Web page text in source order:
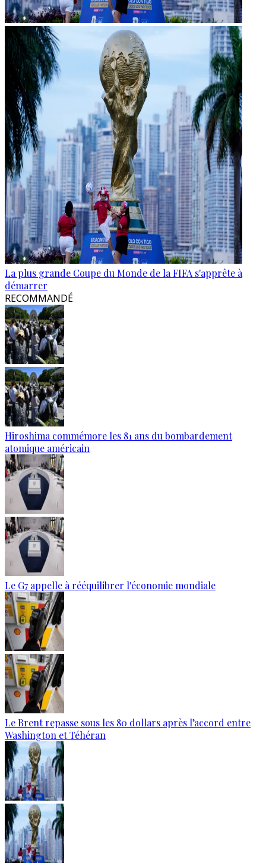
La plus grande Coupe du Monde de la FIFA s'apprête à
démarrer
RECOMMANDÉ
Hiroshima commémore les 81 ans du bombardement
atomique américain
Le G7 appelle à rééquilibrer l'économie mondiale
Le Brent repasse sous les 80 dollars après l’accord entre
Washington et Téhéran